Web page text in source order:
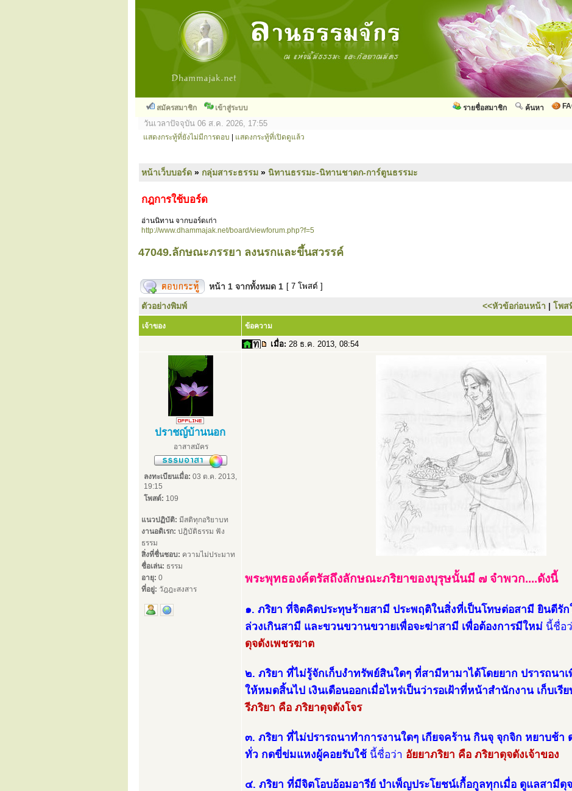
สมัครสมาชิก เข้าสู่ระบบ ค้นหา
รายชื่อสมาชิก
วันเวลาปัจจุบัน 06 ส.ค. 2026, 17:55
แสดงกระทู้ที่ยังไม่มีการตอบ แสดงกระทู้ที่เปิดดูแล้ว
หน้าเว็บบอร์ด » กลุ่มสาระธรรม » นิทานธรรมะ-นิทานชาดก-การ์ตูนธรรมะ
กฎการใช้บอร์ด
อ่านนิทาน จากบอร์ดเก่า
http://www.dhammajak.net/board/viewforum.php?f=5
47049.ลักษณะภรรยา ลงนรกและขึ้นสวรรค์
หน้า 1 จากทั้งหมด 1 [ 7 โพสต์ ]
ตัวอย่างพิมพ์ <<หัวข้อก่อนหน้า | โพส
เจ้าของ ข้อความ
เมื่อ: 28 ธ.ค. 2013, 08:54
ปราชญ์บ้านนอก
อาสาสมัคร
ลงทะเบียนเมื่อ: 03 ต.ค. 2013,
19:15
โพสต์: 109
แนวปฏิบัติ: มีสติทุกอริยาบท
งานอดิเรก: ปฎิบัติธรรม ฟัง
ธรรม
สิ่งที่ชื่นชอบ: ความไม่ประมาท
ชื่อเล่น: ธรรม
อายุ: 0
ที่อยู่: วัฎฎะสงสาร
พระพุทธองค์ตรัสถึงลักษณะภริยาของบุรุษนั้นมี ๗ จำพวก....ดังนี้
๑. ภริยา ที่จิตคิดประทุษร้ายสามี ประพฤติในสิ่งที่เป็นโทษต่อสามี ยินดีรั
ล่วงเกินสามี และขวนขวานขวายเพื่อจะฆ่าสามี เพื่อต้องการมีใหม่ นี้ชื่อ
ดุจดังเพชรฆาต
๒. ภริยา ที่ไม่รู้จักเก็บงำทรัพย์สินใดๆ ที่สามีหามาได้โดยยาก ปรารถนา
ให้หมดสิ้นไป เงินเดือนออกเมื่อไหร่เป็นว่ารอเฝ้าที่หน้าสำนักงาน เก็บเรี
รีภริยา คือ ภริยาดุจดังโจร
๓. ภริยา ที่ไม่ปรารถนาทำการงานใดๆ เกียจคร้าน กินจุ จุกจิก หยาบช้า
ทั่ว กดขี่ข่มแหงผู้คอยรับใช้ นี้ชื่อว่า อัยยาภริยา คือ ภริยาดุจดังเจ้าของ
๔. ภริยา ที่มีจิตโอบอ้อมอารีย์ บำเพ็ญประโยชน์เกื้อกูลทุกเมื่อ ดูแลสามีดุ